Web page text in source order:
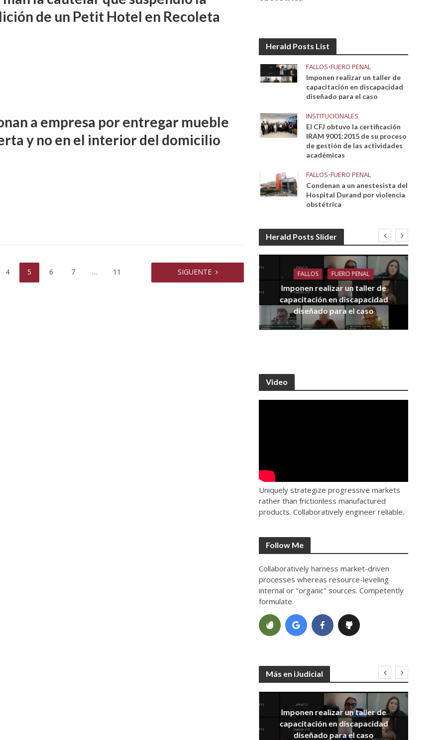
de un Petit Hotel en Recoleta
a empresa por entregar mueble
y no en el interior del domicilio
4 5 6 7 … 11 SIGUENTE
Herald Posts List
FALLOS•FUERO PENAL
Imponen realizar un taller de
capacitación en discapacidad
diseñado para el caso
INSTITUCIONALES
El CFJ obtuvo la certificación
IRAM 9001:2015 de su proceso
de gestión de las actividades
académicas
FALLOS•FUERO PENAL
Condenan a un anestesista del
Hospital Durand por violencia
obstétrica
Herald Posts Slider
FUERO PENAL FALLOS FUERO PENAL
Imponen realizar un taller de
capacitación en discapacidad
diseñado para el caso
Video
Uniquely strategize progressive markets
rather than frictionless manufactured
products. Collaboratively engineer reliable.
Follow Me
Collaboratively harness market-driven
processes whereas resource-leveling
internal or "organic" sources. Competently
formulate.
Más en iJudicial
Imponen realizar un taller de
capacitación en discapacidad
diseñado para el caso